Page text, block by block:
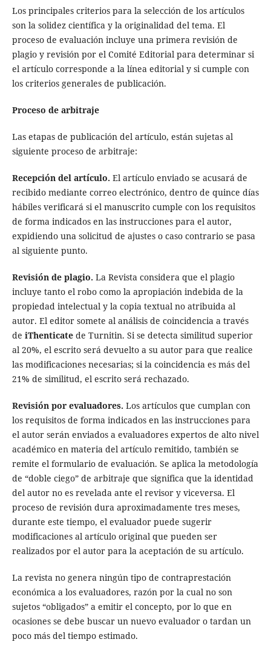
Los principales criterios para la selección de los artículos
son la solidez científica y la originalidad del tema. El
proceso de evaluación incluye una primera revisión de
plagio y revisión por el Comité Editorial para determinar si
el artículo corresponde a la línea editorial y si cumple con
los criterios generales de publicación.
Proceso de arbitraje
Las etapas de publicación del artículo, están sujetas al
siguiente proceso de arbitraje:
Recepción del artículo. El artículo enviado se acusará de
recibido mediante correo electrónico, dentro de quince días
hábiles verificará si el manuscrito cumple con los requisitos
de forma indicados en las instrucciones para el autor,
expidiendo una solicitud de ajustes o caso contrario se pasa
al siguiente punto.
Revisión de plagio. La Revista considera que el plagio
incluye tanto el robo como la apropiación indebida de la
propiedad intelectual y la copia textual no atribuida al
autor. El editor somete al análisis de coincidencia a través
de iThenticatede Turnitin. Si se detecta similitud superior
al 20%, el escrito será devuelto a su autor para que realice
las modificaciones necesarias; si la coincidencia es más del
21% de similitud, el escrito será rechazado.
Revisión por evaluadores. Los artículos que cumplan con
los requisitos de forma indicados en las instrucciones para
el autor serán enviados a evaluadores expertos de alto nivel
académico en materia del artículo remitido, también se
remite el formulario de evaluación. Se aplica la metodología
de “doble ciego” de arbitraje que significa que la identidad
del autor no es revelada ante el revisor y viceversa. El
proceso de revisión dura aproximadamente tres meses,
durante este tiempo, el evaluador puede sugerir
modificaciones al artículo original que pueden ser
realizados por el autor para la aceptación de su artículo.
La revista no genera ningún tipo de contraprestación
económica a los evaluadores, razón por la cual no son
sujetos “obligados” a emitir el concepto, por lo que en
ocasiones se debe buscar un nuevo evaluador o tardan un
poco más del tiempo estimado.